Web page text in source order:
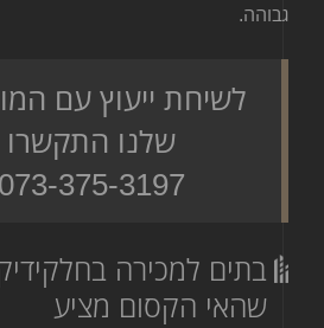
גבוהה.
לשיחת ייעוץ עם
שלנו התקשרו
073-375-3197
בתים למכירה
שהאי הקסום מציע